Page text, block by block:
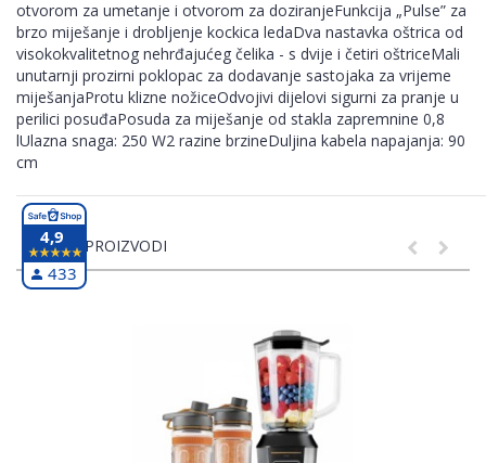
otvorom za umetanje i otvorom za doziranjeFunkcija „Pulse” za
brzo miješanje i drobljenje kockica ledaDva nastavka oštrica od
visokokvalitetnog nehrđajućeg čelika - s dvije i četiri oštriceMali
unutarnji prozirni poklopac za dodavanje sastojaka za vrijeme
miješanjaProtu klizne nožiceOdvojivi dijelovi sigurni za pranje u
perilici posuđaPosuda za miješanje od stakla zapremnine 0,8
lUlazna snaga: 250 W2 razine brzineDuljina kabela napajanja: 90
cm
SLIČNI PROIZVODI
4,9
433